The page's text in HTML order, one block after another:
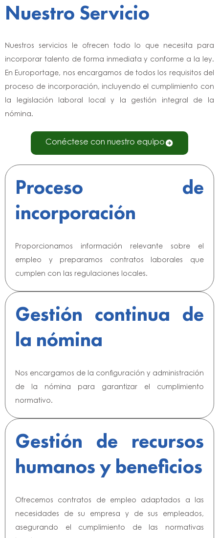
Nuestro Servicio
Nuestros servicios le ofrecen todo lo que necesita para
incorporar talento de forma inmediata y conforme a la ley.
En Europortage, nos encargamos de todos los requisitos del
proceso de incorporación, incluyendo el cumplimiento con
la legislación laboral local y la gestión integral de la
nómina.
Conéctese con nuestro equipo
Proceso de
incorporación
Proporcionamos información relevante sobre el
empleo y preparamos contratos laborales que
cumplen con las regulaciones locales.
Gestión continua de
la nómina
Nos encargamos de la configuración y administración
de la nómina para garantizar el cumplimiento
normativo.
Gestión de recursos
humanos y beneficios
Ofrecemos contratos de empleo adaptados a las
necesidades de su empresa y de sus empleados,
asegurando el cumplimiento de las normativas